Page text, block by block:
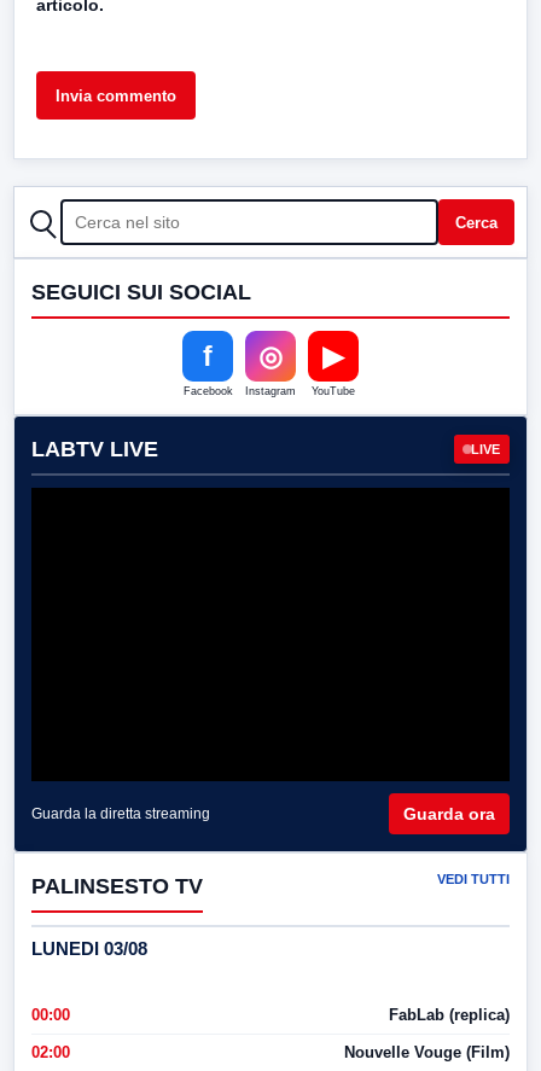
articolo.
CERCA Cerca
SEGUICI SUI SOCIAL
f
Facebook
◎
Instagram
▶
YouTube
LABTV LIVE LIVE
Guarda la diretta streaming Guarda ora
PALINSESTO TV VEDI TUTTI
LUNEDI 03/08
00:00 FabLab (replica)
02:00 Nouvelle Vouge (Film)